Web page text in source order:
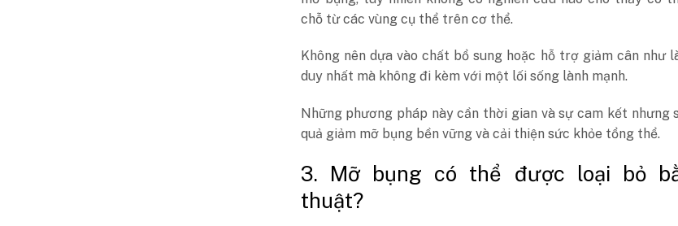
chỗ từ các vùng cụ thể trên cơ thể.
Không nên dựa vào chất bổ sung hoặc hỗ trợ giảm cân như
duy nhất mà không đi kèm với một lối sống lành mạnh.
Những phương pháp này cần thời gian và sự cam kết nhưng
quả giảm mỡ bụng bền vững và cải thiện sức khỏe tổng thể.
3. Mỡ bụng có thể được loại bỏ
thuật?